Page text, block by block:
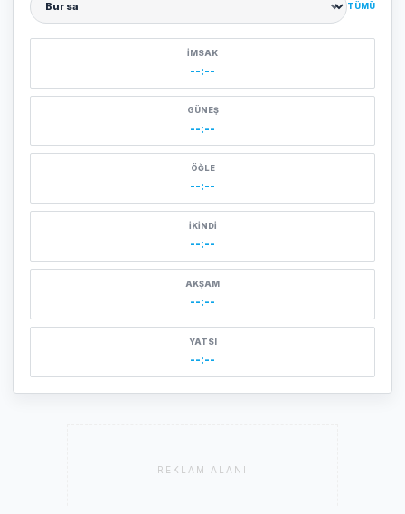
Şehir seçin
TÜMÜ
İMSAK
--:--
GÜNEŞ
--:--
ÖĞLE
--:--
İKINDI
--:--
AKŞAM
--:--
YATSI
--:--
REKLAM ALANI